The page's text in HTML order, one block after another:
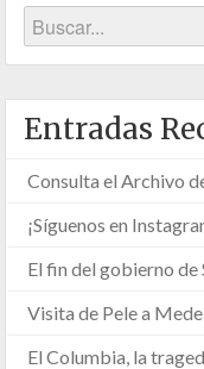
Entradas
Consulta el Archivo
¡Síguenos en
El fin del gobierno
Visita de Pele a
El Columbia, la